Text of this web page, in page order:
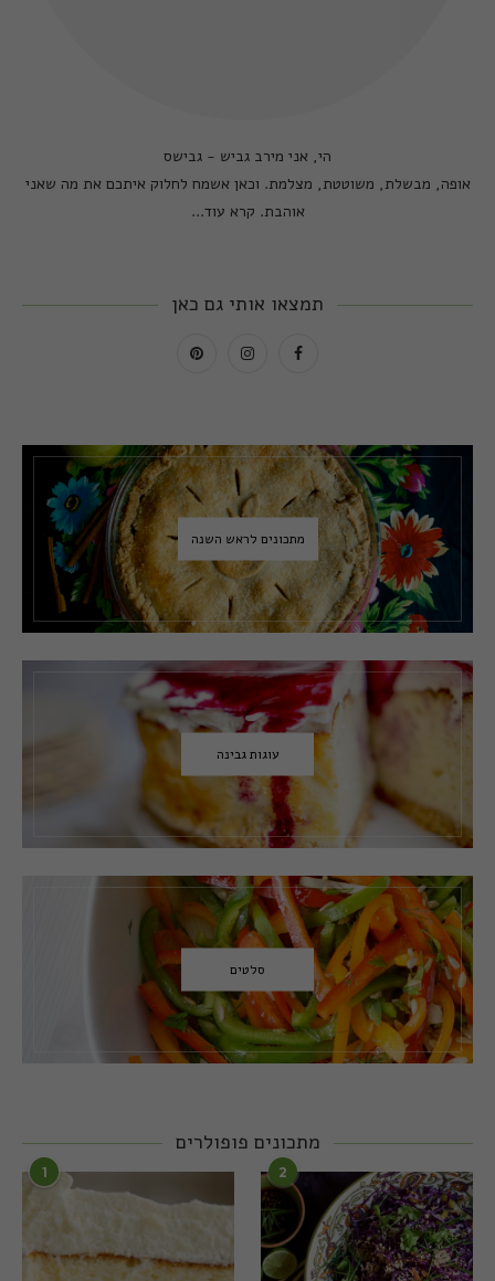
הי, אני מירב גביש - גבישס
אופה, מבשלת, משוטטת, מצלמת. וכאן אשמח לחלוק איתכם את מה שאני
אוהבת. קרא עוד...
תמצאו אותי גם כאן
מתכונים לראש השנה
עוגות גבינה
סלטים
מתכונים פופולרים
1 2